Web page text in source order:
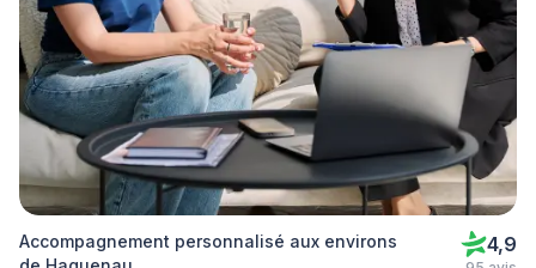
Accompagnement personnalisé aux environs
4,9